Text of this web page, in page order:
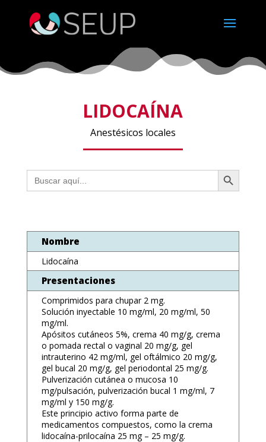
LIDOCAÍNA
Anestésicos locales
Buscar: Botón de búsqueda
Nombre
Lidocaína
Presentaciones
Comprimidos para chupar 2 mg.
Solución inyectable 10 mg/ml, 20 mg/ml, 50
mg/ml.
Apósitos cutáneos 5%, crema 40 mg/g, crema
o pomada rectal o vaginal 20 mg/g, gel
intrauterino 42 mg/ml, gel oftálmico 20 mg/g,
gel bucal 20 mg/g, gel periodontal 25 mg/g.
Pulverización cutánea o mucosa 10
mg/pulsación, pulverización bucal 1 mg/ml, 7
mg/ml y 150 mg/g.
Este principio activo forma parte de
medicamentos compuestos, como la crema
lidocaína-prilocaína 25 mg – 25 mg/g.